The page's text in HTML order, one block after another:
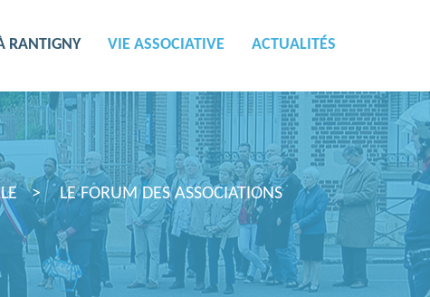
RANTIGNY VIE ASSOCIATIVE ACTUALITÉS
LE FORUM DES ASSOCIATIONS